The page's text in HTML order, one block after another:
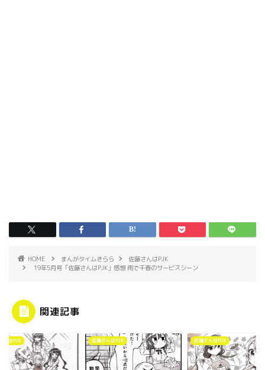
HOME まんがタイムきらら
佐藤さんはPJK
19年5月号「佐藤さんはPJK」感想 雨で千春のサービスシーン
関連記事
んはPJK 佐藤さんはPJK 佐藤さんはPJK